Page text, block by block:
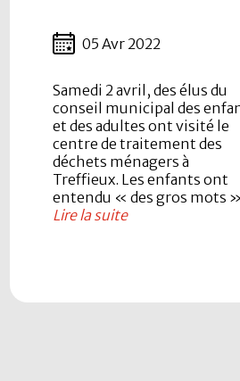
05 Avr 2022
Samedi 2 avril, des élus du
conseil municipal des
et des adultes ont visité le
centre de traitement des
déchets ménagers à
Treffieux. Les enfants ont
entendu « des gros mots »
Lire la suite